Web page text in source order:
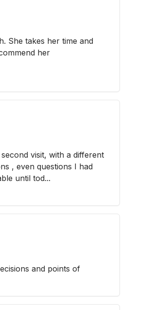
She takes her time and
her
visit, with a different
, even questions I had
until tod...
and points of